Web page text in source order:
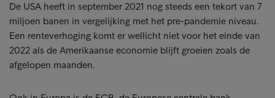
De USA heeft in september 2021 nog steeds een tekort van 7
miljoen banen in vergelijking met het pre-pandemie niveau.
Een renteverhoging komt er wellicht niet voor het einde van
2022 als de Amerikaanse economie blijft groeien zoals de
afgelopen maanden.